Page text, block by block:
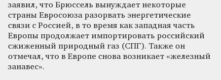
заявил, что Брюссель вынуждает некоторые
страны Евросоюза разорвать энергетические
связи с Россией, в то время как западная часть
Европы продолжает импортировать российский
сжиженный природный газ (СПГ). Также он
отмечал, что в Европе снова возникает «железный
занавес».